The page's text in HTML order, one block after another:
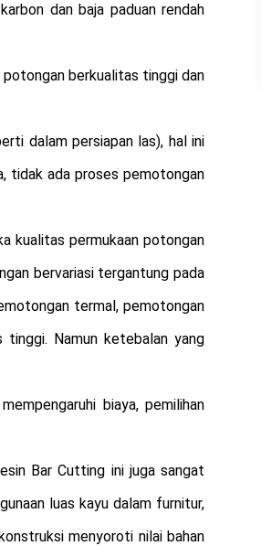
dan baja paduan rendah
berkualitas tinggi dan
dalam persiapan las), hal ini
tidak ada proses pemotongan
kualitas permukaan potongan
bervariasi tergantung pada
termal, pemotongan
tinggi. Namun ketebalan yang
biaya, pemilihan
Bar Cutting ini juga sangat
luas kayu dalam furnitur,
menyoroti nilai bahan